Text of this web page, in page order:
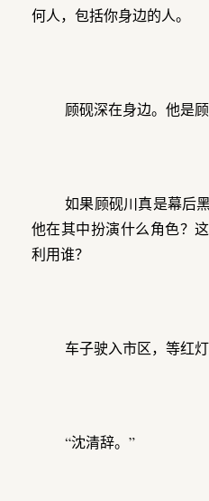
何人，包括你身边的人。
顾砚深在身边。他是顾
如果顾砚川真是幕后
他在其中扮演什么角色？
利用谁？
车子驶入市区，等红
“沈清辞。”